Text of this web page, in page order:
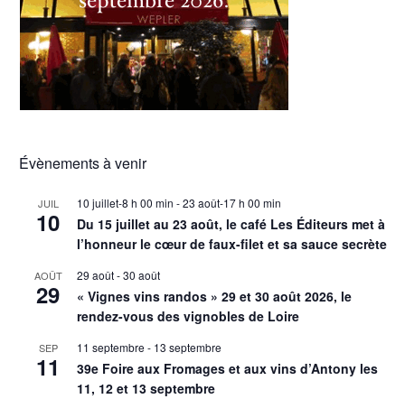
Évènements à venir
JUIL
10
10 juillet-8 h 00 min -23 août-17 h 00 min
Du 15 juillet au 23 août, le café Les Éditeurs met à
l’honneur le cœur de faux-filet et sa sauce secrète
AOÛT
29
29 août-30 août
« Vignes vins randos » 29 et 30 août 2026, le
rendez-vous des vignobles de Loire
SEP
11
11 septembre - 13 septembre
39e Foire aux Fromages et aux vins d’Antony les
11, 12 et 13 septembre